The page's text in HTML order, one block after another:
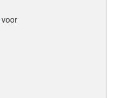
voor